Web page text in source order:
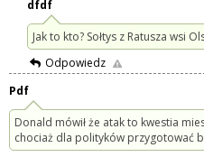
dfdf
Jak to kto? Sołtys z Ratusza wsi
Odpowiedz
Pdf
Donald mówił że atak to kwestia
chociaż dla polityków przygotować